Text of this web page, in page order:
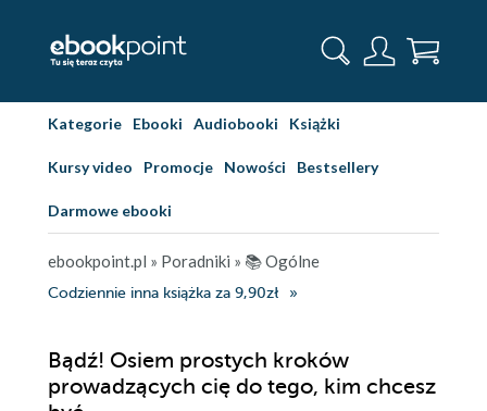
Kategorie Ebooki Audiobooki Książki
Kursy video Promocje Nowości Bestsellery
Darmowe ebooki
ebookpoint.pl » Poradniki » 📚 Ogólne
Codziennie inna książka za 9,90zł
Bądź! Osiem prostych kroków
prowadzących cię do tego, kim chcesz